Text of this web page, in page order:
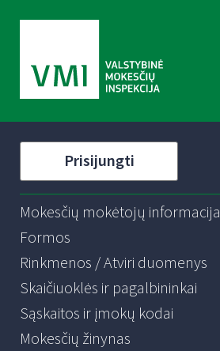
Prisijungti
Mokesčių mokėtojų informacija
Formos
Rinkmenos / Atviri duomenys
Skaičiuoklės ir pagalbininkai
Sąskaitos ir įmokų kodai
Mokesčių žinynas